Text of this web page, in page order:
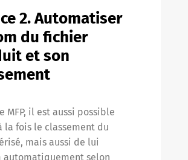
2. Automatiser
du fichier
et son
MFP, il est aussi possible
la fois le classement du
mais aussi de lui
automatiquement selon